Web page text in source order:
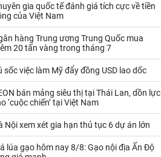
Palladium Phân bón
Rau - Củ -Quả Sắt thép
Sữa
Than Thức ăn chăn nuôi
Thủy hải sản khác Tôm
Vàng
gia quốc tế đánh giá tích cực về tiền
của Việt Nam
hàng Trung ương Trung Quốc mua
20 tấn vàng trong tháng 7
sốc việc làm Mỹ đẩy đồng USD lao dốc
bán mảng siêu thị tại Thái Lan, dồn lực
‘cuộc chiến’ tại Việt Nam
Nội xem xét gia hạn thủ tục 6 dự án lớn
lúa gạo hôm nay 8/8: Gạo nội địa Ấn Độ